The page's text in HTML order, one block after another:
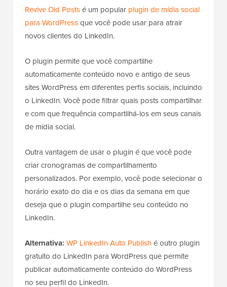
Revive Old Postsé um popular plugin de mídia social
para WordPressque você pode usar para atrair
novos clientes do LinkedIn.
O plugin permite que você compartilhe
automaticamente conteúdo novo e antigo de seus
sites WordPress em diferentes perfis sociais, incluindo
o LinkedIn. Você pode filtrar quais posts compartilhar
e com que frequência compartilhá-los em seus canais
de mídia social.
Outra vantagem de usar o plugin é que você pode
criar cronogramas de compartilhamento
personalizados. Por exemplo, você pode selecionar o
horário exato do dia e os dias da semana em que
deseja que o plugin compartilhe seu conteúdo no
LinkedIn.
Alternativa: WP LinkedIn Auto Publishé outro plugin
gratuito do LinkedIn para WordPress que permite
publicar automaticamente conteúdo do WordPress
no seu perfil do LinkedIn.